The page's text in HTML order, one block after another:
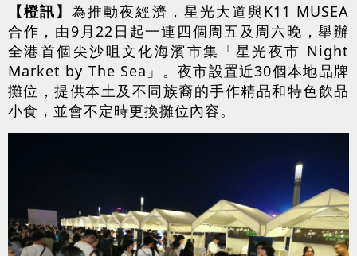
【橙訊】為推動夜經濟，星光大道與K11 MUSEA
合作，由9月22日起一連四個周五及周六晚，舉辦
全港首個尖沙咀文化海濱市集「星光夜市 Night
Market by The Sea」。夜市設置近30個本地品牌
攤位，提供本土及不同族裔的手作精品和特色飲品
小食，並會不定時更換攤位內容。